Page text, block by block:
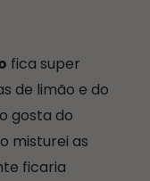
fica super
de limão e do
gosta do
misturei as
ficaria